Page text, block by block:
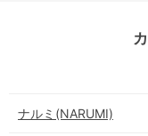
ナルミ(NARUMI)